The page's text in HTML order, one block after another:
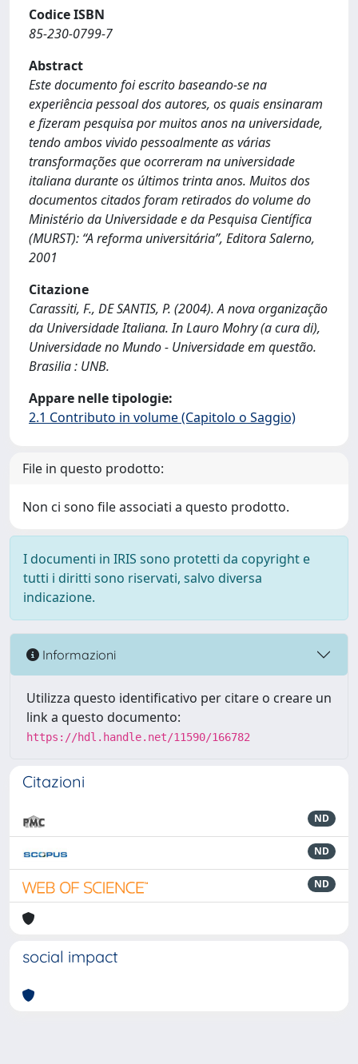
Codice ISBN
85-230-0799-7
Abstract
Este documento foi escrito baseando-se na
experiência pessoal dos autores, os quais ensinaram
e fizeram pesquisa por muitos anos na universidade,
tendo ambos vivido pessoalmente as várias
transformações que ocorreram na universidade
italiana durante os últimos trinta anos. Muitos dos
documentos citados foram retirados do volume do
Ministério da Universidade e da Pesquisa Científica
(MURST): “A reforma universitária”, Editora Salerno,
2001
Citazione
Carassiti, F., DE SANTIS, P. (2004). A nova organização
da Universidade Italiana. In Lauro Mohry (a cura di),
Universidade no Mundo - Universidade em questão.
Brasilia : UNB.
Appare nelle tipologie:
2.1 Contributo in volume (Capitolo o Saggio)
File in questo prodotto:
Non ci sono file associati a questo prodotto.
I documenti in IRIS sono protetti da copyright e
tutti i diritti sono riservati, salvo diversa
indicazione.
Informazioni
Utilizza questo identificativo per citare o creare un
link a questo documento:
https://hdl.handle.net/11590/166782
Citazioni
ND
ND
ND
social impact